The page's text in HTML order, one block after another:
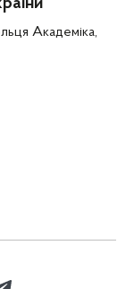
Академіка,